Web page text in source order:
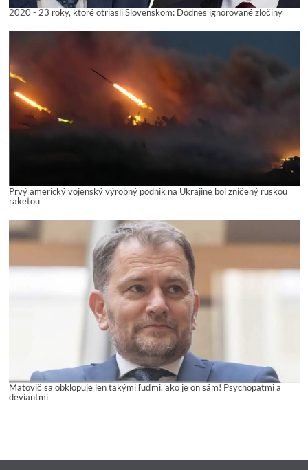
2020 - 23 roky, ktoré otriasli Slovenskom: Dodnes ignorované zločiny
Prvý americký vojenský výrobný podnik na Ukrajine bol zničený ruskou
raketou
Matovič sa obklopuje len takými ľuďmi, ako je on sám! Psychopatmi a
deviantmi